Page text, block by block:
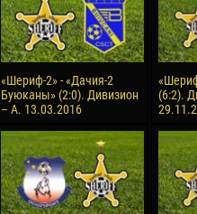
«Шериф-2» - «Дачия-2
Буюканы» (2:0). Дивизион
– А. 13.03.2016
(6:2).